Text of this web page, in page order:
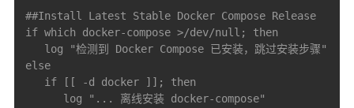
##Install Latest Stable Docker Compose Release
if which docker-compose >/dev/null; then
   log "检测到 Docker Compose 已安装，跳过安装步骤"
else
   if [[ -d docker ]]; then
      log "... 离线安装 docker-compose"